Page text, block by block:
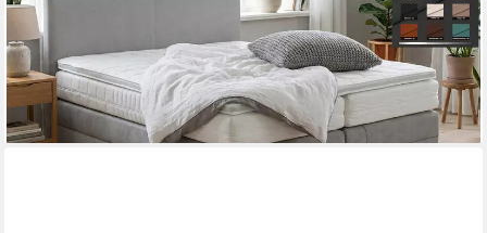
Boxspringbett Montana mit Bettkasten Kopfteil Stauraum H2 H3,
inkl. Matratze und Topper, mit einzigartigem Belüftungssystem
ab 1.069,00 €
lieferbar in 5 Wochen